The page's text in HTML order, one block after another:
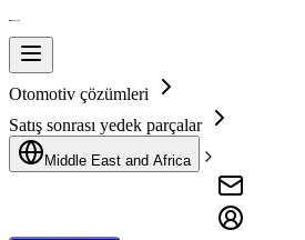
Otomotiv çözümleri
Satış sonrası yedek parçalar
Middle East and Africa